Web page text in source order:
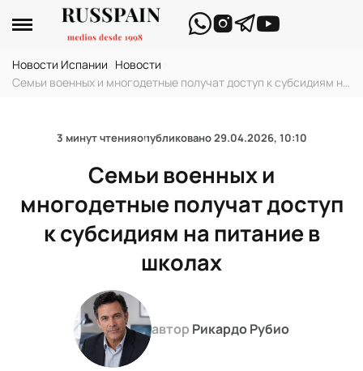
Новости Испании Новости
Семьи военных и многодетные получат доступ к субсидиям на
3 минут чтенияопубликовано29.04.2026, 10:10
Семьи военных и
многодетные получат доступ
к субсидиям на питание в
школах
автор Рикардо Рубио